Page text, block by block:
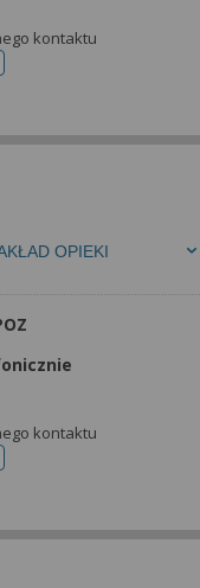
kontaktu
rejestracji
OPIEKI
kontaktu
rejestracji